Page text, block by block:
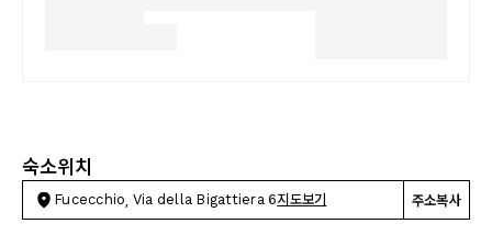
숙소위치
Fucecchio, Via della Bigattiera 6지도보기 주소복사